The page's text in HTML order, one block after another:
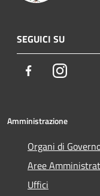
SEGUICI SU
FacebookInstagram
Amministrazione
Organi di
Aree
Uffici